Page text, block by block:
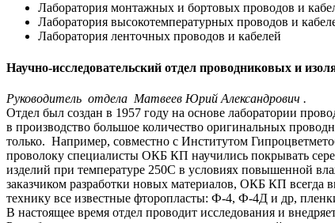
Лаборатория монтажных и бортовых проводов и
Лаборатория высокотемпературных проводов и
Лаборатория ленточных проводов и кабелей
Научно-исследовательский отдел проводниковых и
Руководитель отдела Матвеев Юрий Александрович .
Отдел был создан в 1957 году на основе лаборатории
в производство большое количество оригинальных
только. Например, совместно с Институтом
проволоку специалисты ОКБ КП научились покрывать
изделий при температуре 250С в условиях повышенной
заказчиком разработки новых материалов, ОКБ КП всегда
технику все известные фторопласты: Ф-4, Ф-4Д и др,
В настоящее время отдел проводит исследования и